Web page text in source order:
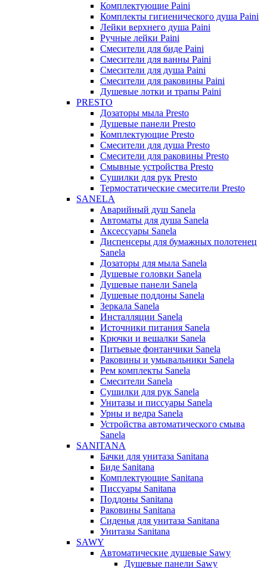
Комплектующие Paini
Комплекты гигиенического душа Paini
Лейки верхнего душа Paini
Ручные лейки Paini
Смесители для биде Paini
Смесители для ванны Paini
Смесители для душа Paini
Смесители для раковины Paini
Душевые лотки и трапы Paini
PRESTO
Дозаторы мыла Presto
Душевые панели Presto
Комплектующие Presto
Смесители для душа Presto
Смесители для раковины Presto
Смывные устройства Presto
Сушилки для рук Presto
Термостатические смесители Presto
SANELA
Аварийный душ Sanela
Автоматы для душа Sanela
Аксессуары Sanela
Диспенсеры для бумажных полотенец
Sanela
Дозаторы для мыла Sanela
Душевые головки Sanela
Душевые панели Sanela
Душевые поддоны Sanela
Зеркала Sanela
Инсталляции Sanela
Источники питания Sanela
Крючки и вешалки Sanela
Питьевые фонтанчики Sanela
Раковины и умывальники Sanela
Рем комплекты Sanela
Смесители Sanela
Сушилки для рук Sanela
Унитазы и писсуары Sanela
Урны и ведра Sanela
Устройства автоматического смыва
Sanela
SANITANA
Бачки для унитаза Sanitana
Биде Sanitana
Комплектующие Sanitana
Писсуары Sanitana
Поддоны Sanitana
Раковины Sanitana
Сиденья для унитаза Sanitana
Унитазы Sanitana
SAWY
Автоматические душевые Sawy
Душевые панели Sawy